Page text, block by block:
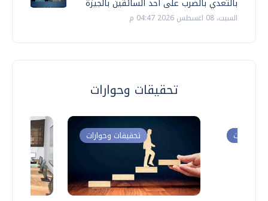
بالتعدي بالضرب على أحد السائقين بالجيزة
السبت، 08 اغسطس 2026 04:47 م
تحقيقات وحوارات
تحقيقات وحوارات وحوارات